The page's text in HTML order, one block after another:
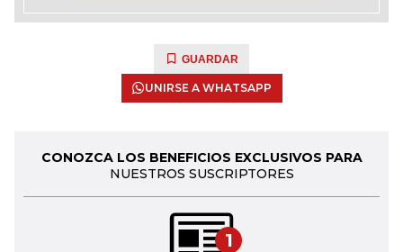
GUARDAR
UNIRSE A WHATSAPP
CONOZCA LOS BENEFICIOS EXCLUSIVOS PARA
NUESTROS SUSCRIPTORES
1